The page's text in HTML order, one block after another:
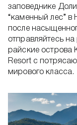
заповеднике
“каменный лес” в
после
отправляйтесь
райские острова
Resort с
мирового класса.